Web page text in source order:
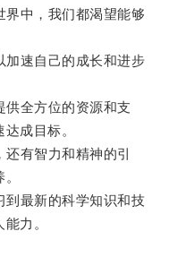
中，我们都渴望能够
速自己的成长和进步
全方位的资源和支
成目标。
有智力和精神的引
最新的科学知识和技
力。